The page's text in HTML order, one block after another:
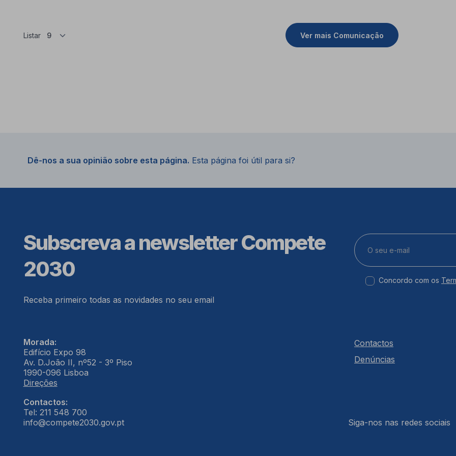
Listar Ver mais Comunicação
Dê-nos a sua opinião sobre esta página. Esta página foi útil para si?
Subscreva a newsletter Compete
2030
Receba primeiro todas as novidades no seu email
Concordo com os
Morada:
Edifício Expo 98
Av. D.João II, nº52 - 3º Piso
1990-096 Lisboa
Direções
Contactos:
Tel: 211 548 700
info@compete2030.gov.pt
Contactos
Denúncias
Siga-nos nas redes sociais